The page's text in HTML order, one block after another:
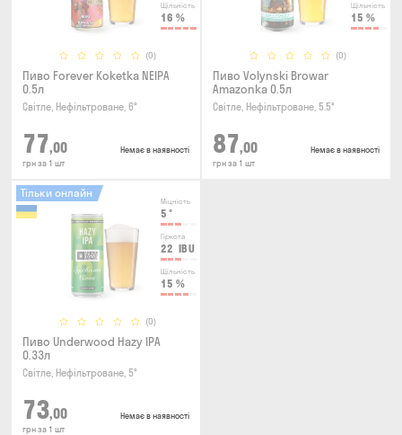
Щільність
16 %
(0)
Пиво Forever Kokеtkа NEIPA
0.5л
Світле, Нефільтроване, 6°
77,00
грн за 1 шт
Немає в наявності
Щільність
15 %
(0)
Пиво Volynski Browar
Amazonka 0.5л
Світле, Нефільтроване, 5.5°
87,00
грн за 1 шт
Немає в наявності
Міцність
5 °
Гіркота
22 IBU
Щільність
15 %
(0)
Тільки онлайн
Пиво Underwood Hazy IPA
0.33л
Світле, Нефільтроване, 5°
73,00
грн за 1 шт
Немає в наявності